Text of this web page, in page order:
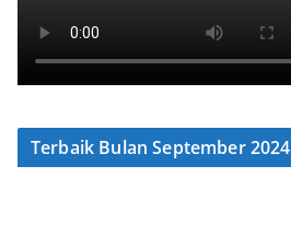
Terbaik Bulan September 2024